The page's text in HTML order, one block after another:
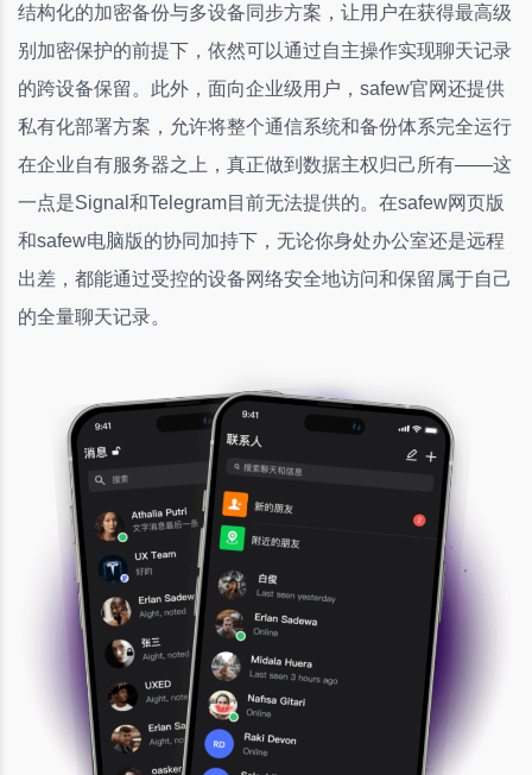
结构化的加密备份与多设备同步方案，让用户在获得最高级
别加密保护的前提下，依然可以通过自主操作实现聊天记录
的跨设备保留。此外，面向企业级用户，safew官网还提供
私有化部署方案，允许将整个通信系统和备份体系完全运行
在企业自有服务器之上，真正做到数据主权归己所有——这
一点是Signal和Telegram目前无法提供的。在safew网页版
和safew电脑版的协同加持下，无论你身处办公室还是远程
出差，都能通过受控的设备网络安全地访问和保留属于自己
的全量聊天记录。